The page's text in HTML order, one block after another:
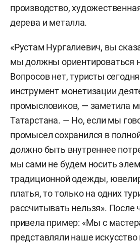
производство,
дерева и металла.
«Рустам Нургалиевич, вы
мы должны ориентироваться
Вопросов нет, туристы
инструмент монетизации
промысловиков, — заметила
Татарстана. — Но, если мы
промысел сохранился в
должно быть внутреннее
мы сами не будем носить
традиционной одежды,
платья, то только на одних
рассчитывать нельзя». После
привела пример: «Мы с
представляли наше